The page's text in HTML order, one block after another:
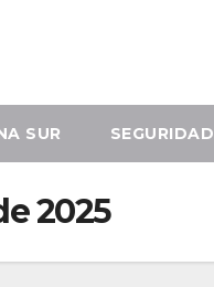
SUR SEGURIDAD
2025